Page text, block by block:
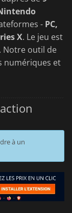
- PC,
X. Le jeu est
Notre outil de
numériques et
à un